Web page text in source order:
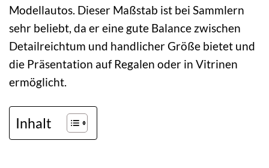
Modellautos. Dieser Maßstab ist bei Sammlern
sehr beliebt, da er eine gute Balance zwischen
Detailreichtum und handlicher Größe bietet und
die Präsentation auf Regalen oder in Vitrinen
ermöglicht.
Inhalt